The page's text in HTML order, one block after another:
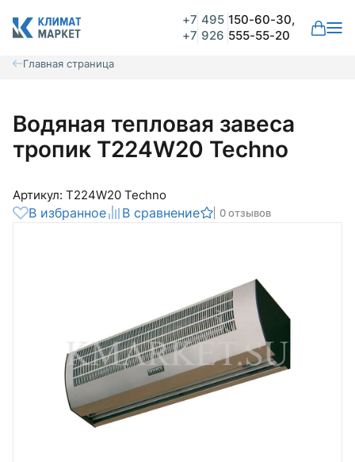
+7 495 150-60-30,
+7 926 555-55-20
Главная страница
Водяная тепловая завеса
тропик Т224W20 Techno
Артикул: Т224W20 Techno
В избранное В сравнение 0 отзывов
Комментарий
Для оформления заказа необходимо
войти в личный кабинет.
Авторизоваться